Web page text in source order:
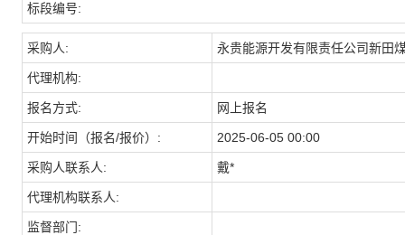
标段编号:
采购人: 永贵能源开发有限责任公司新田
代理机构:
报名方式: 网上报名
开始时间（报名/报价）: 2025-06-05 00:00
采购人联系人: 戴*
代理机构联系人:
监督部门: